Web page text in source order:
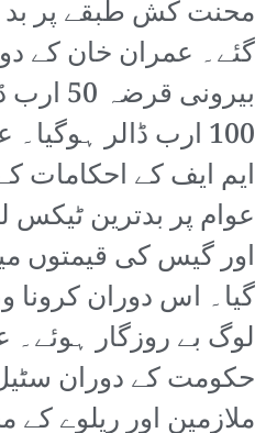
محنت کش طبقے پر بد
گئے۔ عمران خان کے
بیرونی
100 ارب ڈالر
ایم ایف کے
عوام پر بدترین ٹیکس
اور گیس کی قیمتوں
گیا۔ اس دوران کرونا
لوگ بے روزگار
حکومت کے دوران
ملازمین اور ریلوے